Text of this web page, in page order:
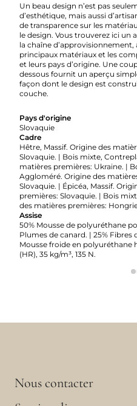
Un beau design n’est pas
d’esthétique, mais aussi
de transparence sur les
le design. Vous trouverez ici un
la chaîne d’approvisionnement,
principaux matériaux et les
et leurs pays d’origine. Une
dessous fournit un aperçu
façon dont le design est
couche.
Pays d'origine
Slovaquie
Cadre
Hêtre, Massif. Origine des
Slovaquie. | Bois mixte,
matières premières: Ukraine. |
Aggloméré. Origine des
Slovaquie. | Épicéa, Massif.
premières: Slovaquie. | Bois
des matières premières:
Assise
50% Mousse de polyuréthane
Plumes de canard. | 25% Fibres
Mousse froide en polyuréthane
(HR), 35 kg/m³, 135 N.
Nous contacter